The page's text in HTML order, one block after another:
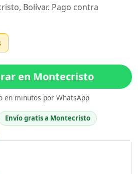
Bolívar. Pago contra
en Montecristo
en minutos por WhatsApp
Envío gratis a Montecristo